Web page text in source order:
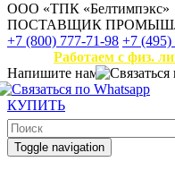
ООО «ТПК «Белтимпэкс»
ПОСТАВЩИК
+7 (800) 777-71-98 +7 (495)
Работаем с физ.
Напишите нам
КУПИТЬ
Toggle navigation